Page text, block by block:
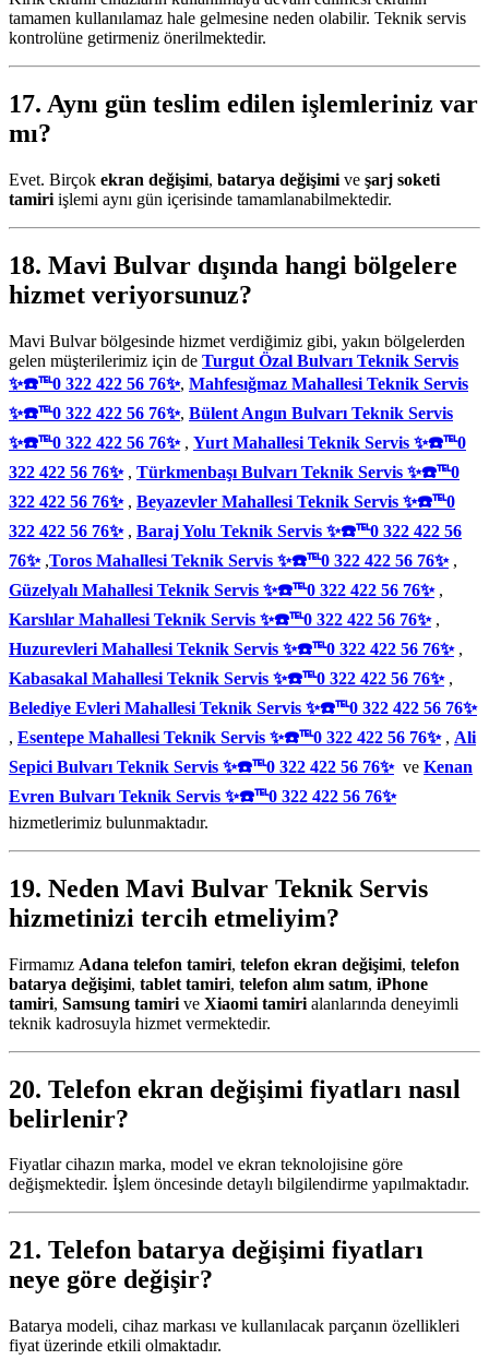
tamamen kullanılamaz hale gelmesine neden olabilir. Teknik servis
kontrolüne getirmeniz önerilmektedir.
17. Aynı gün teslim edilen işlemleriniz var
mı?
Evet. Birçok ekran değişimi, batarya değişimi ve şarj soketi
tamiri işlemi aynı gün içerisinde tamamlanabilmektedir.
18. Mavi Bulvar dışında hangi bölgelere
hizmet veriyorsunuz?
Mavi Bulvar bölgesinde hizmet verdiğimiz gibi, yakın bölgelerden
gelen müşterilerimiz için de Turgut Özal Bulvarı Teknik Servis
✨☎️℡0 322 422 56 76✨, Mahfesığmaz Mahallesi Teknik Servis
✨☎️℡0 322 422 56 76✨, Bülent Angın Bulvarı Teknik Servis
✨☎️℡0 322 422 56 76✨, Yurt Mahallesi Teknik Servis ✨☎️℡0
322 422 56 76✨, Türkmenbaşı Bulvarı Teknik Servis ✨☎️℡0
322 422 56 76✨, Beyazevler Mahallesi Teknik Servis ✨☎️℡0
322 422 56 76✨, Baraj Yolu Teknik Servis ✨☎️℡0 322 422 56
76✨,Toros Mahallesi Teknik Servis ✨☎️℡0 322 422 56 76✨,
Güzelyalı Mahallesi Teknik Servis ✨☎️℡0 322 422 56 76✨,
Karslılar Mahallesi Teknik Servis ✨☎️℡0 322 422 56 76✨,
Huzurevleri Mahallesi Teknik Servis ✨☎️℡0 322 422 56 76✨,
Kabasakal Mahallesi Teknik Servis ✨☎️℡0 322 422 56 76✨,
Belediye Evleri Mahallesi Teknik Servis ✨☎️℡0 322 422 56 76✨
, Esentepe Mahallesi Teknik Servis ✨☎️℡0 322 422 56 76✨, Ali
Sepici Bulvarı Teknik Servis ✨☎️℡0 322 422 56 76✨ve Kenan
Evren Bulvarı Teknik Servis ✨☎️℡0 322 422 56 76✨
hizmetlerimiz bulunmaktadır.
19. Neden Mavi Bulvar Teknik Servis
hizmetinizi tercih etmeliyim?
Firmamız Adana telefon tamiri, telefon ekran değişimi, telefon
batarya değişimi, tablet tamiri, telefon alım satım, iPhone
tamiri, Samsung tamiri ve Xiaomi tamiri alanlarında deneyimli
teknik kadrosuyla hizmet vermektedir.
20. Telefon ekran değişimi fiyatları nasıl
belirlenir?
Fiyatlar cihazın marka, model ve ekran teknolojisine göre
değişmektedir. İşlem öncesinde detaylı bilgilendirme yapılmaktadır.
21. Telefon batarya değişimi fiyatları
neye göre değişir?
Batarya modeli, cihaz markası ve kullanılacak parçanın özellikleri
fiyat üzerinde etkili olmaktadır.